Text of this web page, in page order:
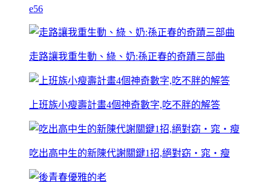
e56
走路讓我重生動、綠、奶:孫正春的奇蹟三部曲
上班族小瘦壽計畫4個神奇數字,吃不胖的解答
吃出高中生的新陳代謝關鍵1招,絕對窈‧窕‧瘦